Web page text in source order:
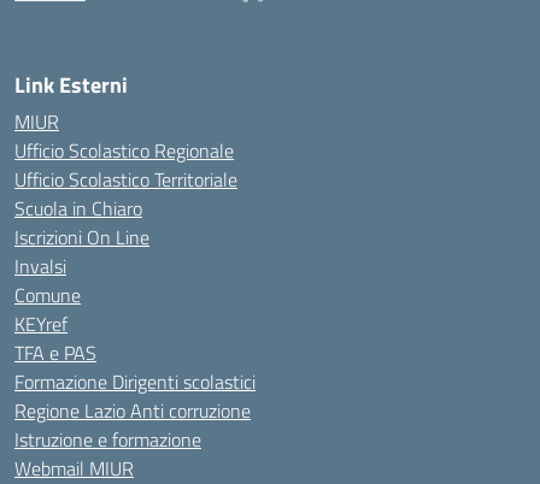
Link Esterni
MIUR
Ufficio Scolastico Regionale
Ufficio Scolastico Territoriale
Scuola in Chiaro
Iscrizioni On Line
Invalsi
Comune
KEYref
TFA e PAS
Formazione Dirigenti scolastici
Regione Lazio Anti corruzione
Istruzione e formazione
Webmail MIUR